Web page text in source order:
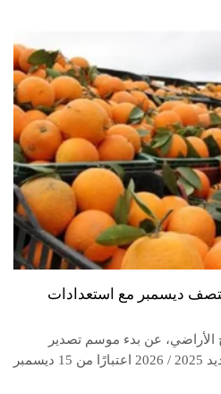
ديسمبر مع استعدادات
الأراضي، عن بدء موسم تصدير
البرتقال المصري للموسم الجديد 2025 / 2026 اعتبارًا من 15 ديسمبر